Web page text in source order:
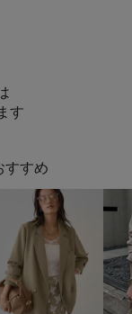
す
すすめ